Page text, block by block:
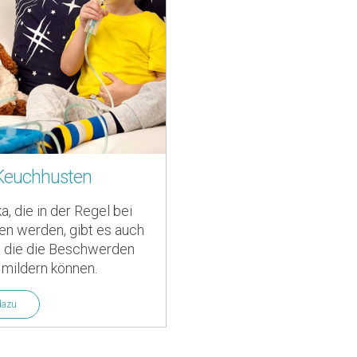
die in der Regel bei
werden, gibt es auch
die Beschwerden
können.